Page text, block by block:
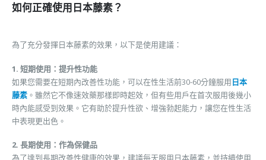
如何正確使用日本藤素？
為了充分發揮日本藤素的效果，以下是使用建議：
1. 短期使用：提升性功能
如果您需要在短期內改善性功能，可以在性生活前30-60分鐘服用日本
藤素 。雖然它不像速效藥那樣即時起效，但有些用戶在首次服用後幾小
時內能感受到效果。它有助於提升性欲、增強勃起能力，讓您在性生活
中表現更出色。
2. 長期使用：作為保健品